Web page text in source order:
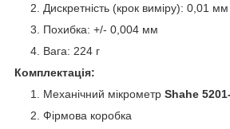
Дискретність (крок виміру): 0,01 мм
Похибка: +/- 0,004 мм
Вага: 224 г
Комплектація:
Механічний мікрометр Shahe
Фірмова коробка